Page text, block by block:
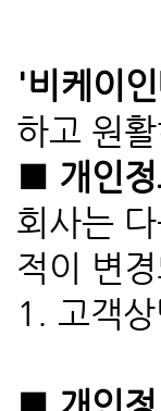
'비케이
하고 원
■ 개인정
회사는
적이 변
1. 고객